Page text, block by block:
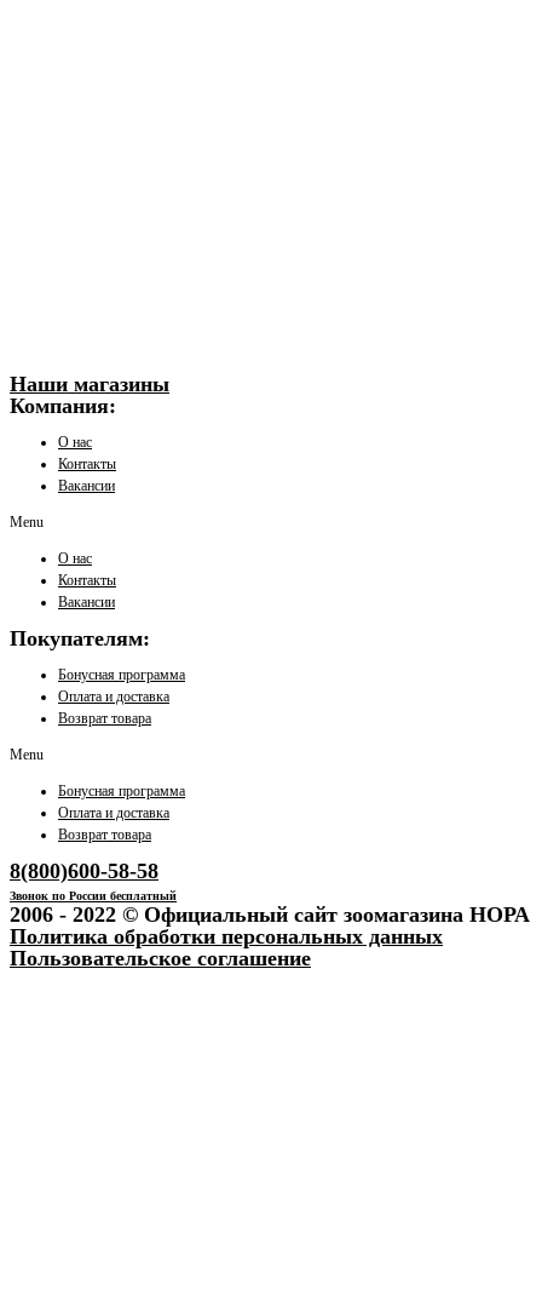
Наши магазины
Компания:
О нас
Контакты
Вакансии
Menu
О нас
Контакты
Вакансии
Покупателям:
Бонусная программа
Оплата и доставка
Возврат товара
Menu
Бонусная программа
Оплата и доставка
Возврат товара
8(800)600-58-58
Звонок по России бесплатный
2006 - 2022 © Официальный сайт зоомагазина НОРА
Политика обработки персональных данных
Пользовательское соглашение